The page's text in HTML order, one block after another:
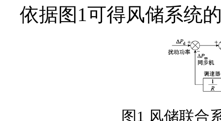
依据图1可得风储系统
图1 风储联合